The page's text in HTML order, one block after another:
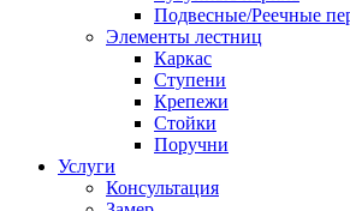
Подвесные/Реечные
Элементы лестниц
Каркас
Ступени
Крепежи
Стойки
Поручни
Услуги
Консультация